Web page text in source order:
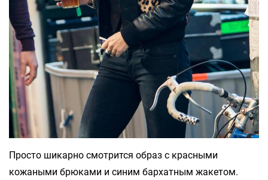
Просто шикарно смотрится образ с красными
кожаными брюками и синим бархатным жакетом.